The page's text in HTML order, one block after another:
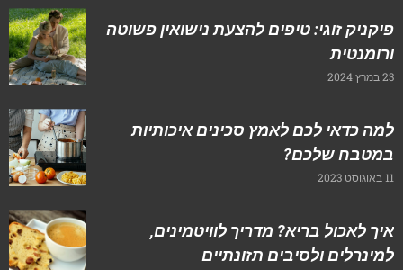
פיקניק זוגי: טיפים להצעת נישואין פשוטה
ורומנטית
23 במרץ 2024
למה כדאי לכם לאמץ סכינים איכותיות
במטבח שלכם?
11 באוגוסט 2023
איך לאכול בריא? מדריך לוויטמינים,
למינרלים ולסיבים תזונתיים